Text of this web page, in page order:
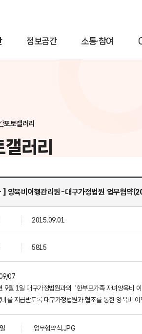
정보공간 소통·참여
러리
포토갤러리
] 양육비이행관리원-대구가정법원 업무협약
2015.09.01
5815
07
9월 1일 대구가정법원과의 '한부모가족 자녀양육비
를 지급받도록 대구가정법원과 협조를 통한 양육비
업무협약식.JPG